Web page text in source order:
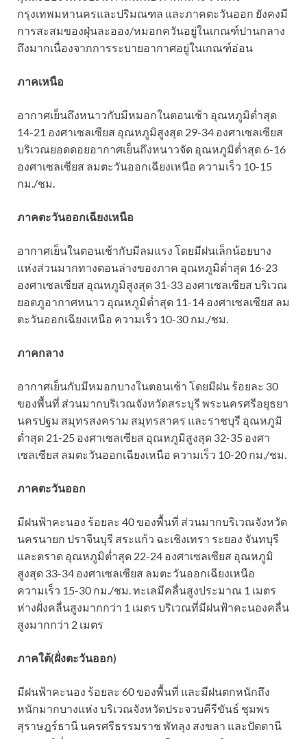
กรุงเทพมหานครและปริมณฑล และภาคตะวันออก ยังคงมี
การสะสมของฝุ่นละออง/หมอกควันอยู่ในเกณฑ์ปานกลาง
ถึงมากเนื่องจากการระบายอากาศอยู่ในเกณฑ์อ่อน
ภาคเหนือ
อากาศเย็นถึงหนาวกับมีหมอกในตอนเช้า อุณหภูมิต่ำสุด
14-21 องศาเซลเซียส อุณหภูมิสูงสุด 29-34 องศาเซลเซียส
บริเวณยอดดอยอากาศเย็นถึงหนาวจัด อุณหภูมิต่ำสุด 6-16
องศาเซลเซียส ลมตะวันออกเฉียงเหนือ ความเร็ว 10-15
กม./ชม.
ภาคตะวันออกเฉียงเหนือ
อากาศเย็นในตอนเช้ากับมีลมแรง โดยมีฝนเล็กน้อยบาง
แห่งส่วนมากทางตอนล่างของภาค อุณหภูมิต่ำสุด 16-23
องศาเซลเซียส อุณหภูมิสูงสุด 31-33 องศาเซลเซียส บริเวณ
ยอดภูอากาศหนาว อุณหภูมิต่ำสุด 11-14 องศาเซลเซียส ลม
ตะวันออกเฉียงเหนือ ความเร็ว 10-30 กม./ชม.
ภาคกลาง
อากาศเย็นกับมีหมอกบางในตอนเช้า โดยมีฝน ร้อยละ 30
ของพื้นที่ ส่วนมากบริเวณจังหวัดสระบุรี พระนครศรีอยุธยา
นครปฐม สมุทรสงคราม สมุทรสาคร และราชบุรี อุณหภูมิ
ต่ำสุด 21-25 องศาเซลเซียส อุณหภูมิสูงสุด 32-35 องศา
เซลเซียส ลมตะวันออกเฉียงเหนือ ความเร็ว 10-20 กม./ชม.
ภาคตะวันออก
มีฝนฟ้าคะนอง ร้อยละ 40 ของพื้นที่ ส่วนมากบริเวณจังหวัด
นครนายก ปราจีนบุรี สระแก้ว ฉะเชิงเทรา ระยอง จันทบุรี
และตราด อุณหภูมิต่ำสุด 22-24 องศาเซลเซียส อุณหภูมิ
สูงสุด 33-34 องศาเซลเซียส ลมตะวันออกเฉียงเหนือ
ความเร็ว 15-30 กม./ชม. ทะเลมีคลื่นสูงประมาณ 1 เมตร
ห่างฝั่งคลื่นสูงมากกว่า 1 เมตร บริเวณที่มีฝนฟ้าคะนองคลื่น
สูงมากกว่า 2 เมตร
ภาคใต้(ฝั่งตะวันออก)
มีฝนฟ้าคะนอง ร้อยละ 60 ของพื้นที่ และมีฝนตกหนักถึง
หนักมากบางแห่ง บริเวณจังหวัดประจวบคีรีขันธ์ ชุมพร
สุราษฎร์ธานี นครศรีธรรมราช พัทลุง สงขลา และปัตตานี